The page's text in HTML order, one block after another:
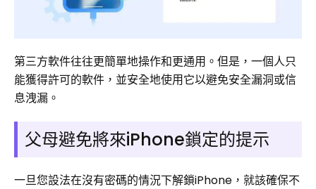
第三方軟件往往更簡單地操作和更通用。但是，一個人只
能獲得許可的軟件，並安全地使用它以避免安全漏洞或信
息洩漏。
父母避免將來iPhone鎖定的提示
一旦您設法在沒有密碼的情況下解鎖iPhone，就該確保不